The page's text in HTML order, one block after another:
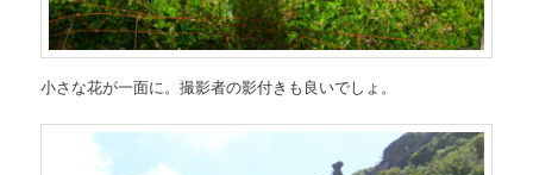
小さな花が一面に。撮影者の影付きも良いでしょ。